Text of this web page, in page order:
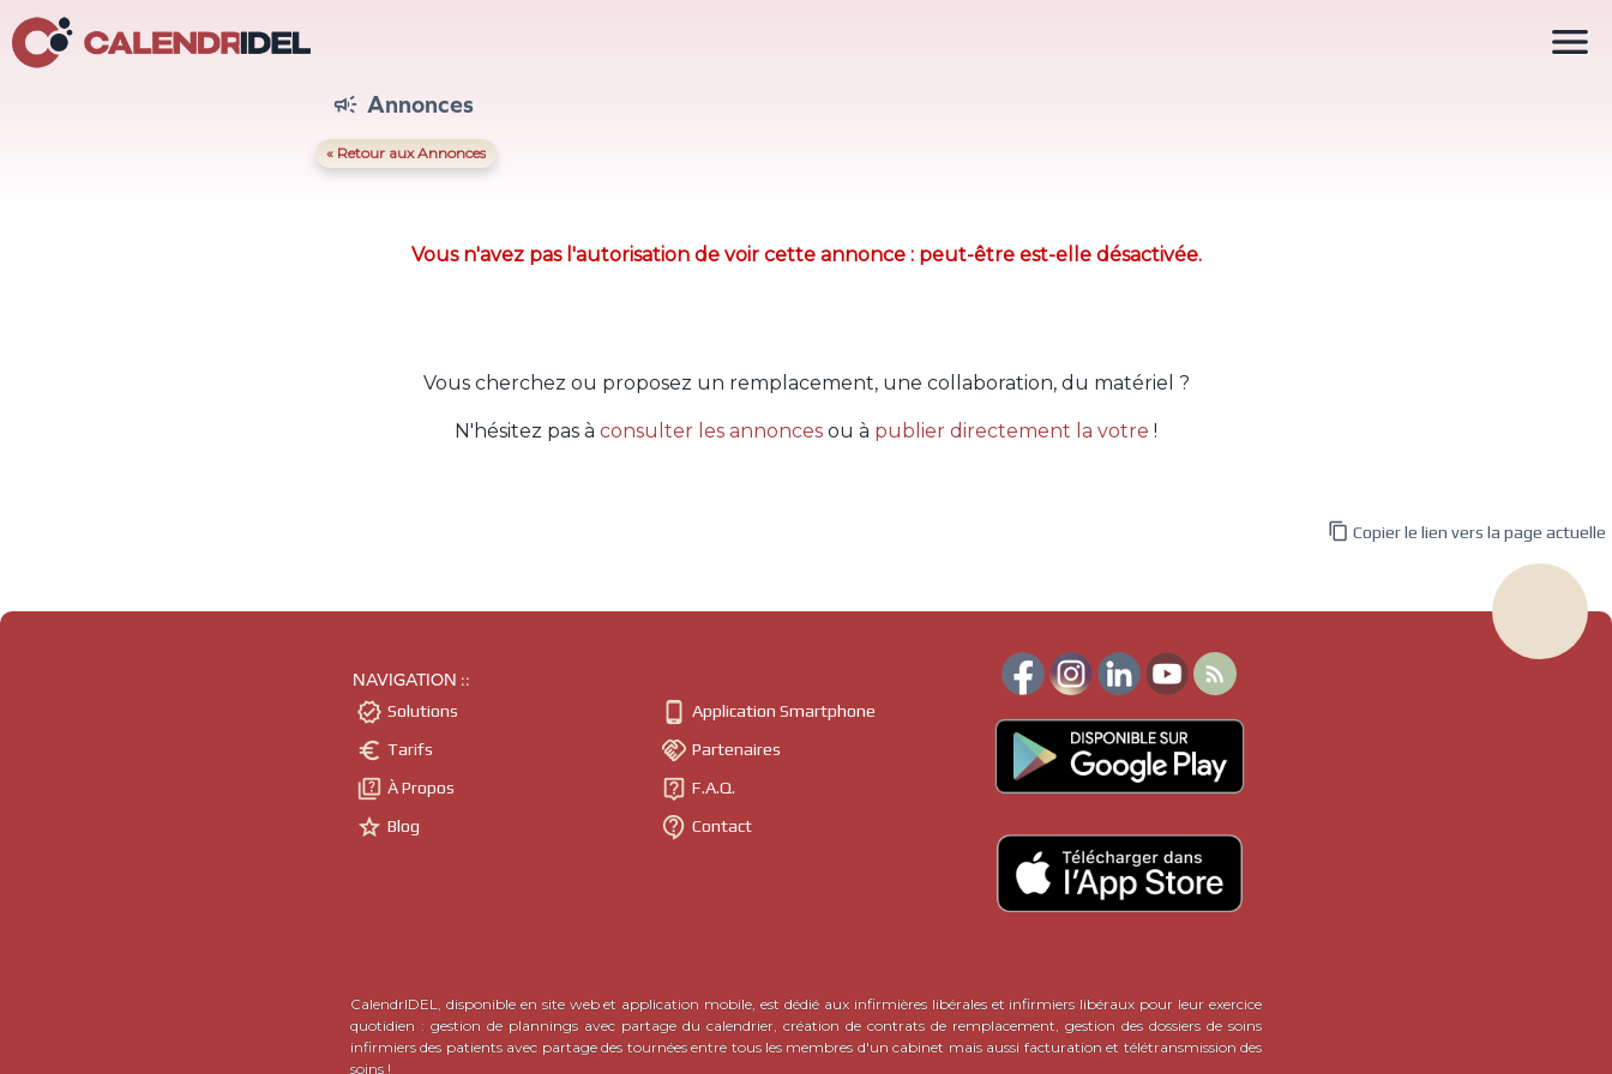
 Annonces
« Retour aux Annonces
Vous n'avez pas l'autorisation de voir cette annonce : peut-être est-elle désactivée.
Vous cherchez ou proposez un remplacement, une collaboration, du matériel ?
N'hésitez pas à consulter les annonces ou à publier directement la votre !

 Copier le lien vers la page actuelle
NAVIGATION ::
 Solutions
 Tarifs
 À Propos
 Blog
 Application Smartphone
 Partenaires
 F.A.Q.
 Contact

CalendrIDEL, disponible en site web et application mobile, est dédié aux infirmières libérales et infirmiers libéraux pour leur exercice
quotidien : gestion de plannings avec partage du calendrier, création de contrats de remplacement, gestion des dossiers de soins
infirmiers des patients avec partage des tournées entre tous les membres d'un cabinet mais aussi facturation et télétransmission des
soins !